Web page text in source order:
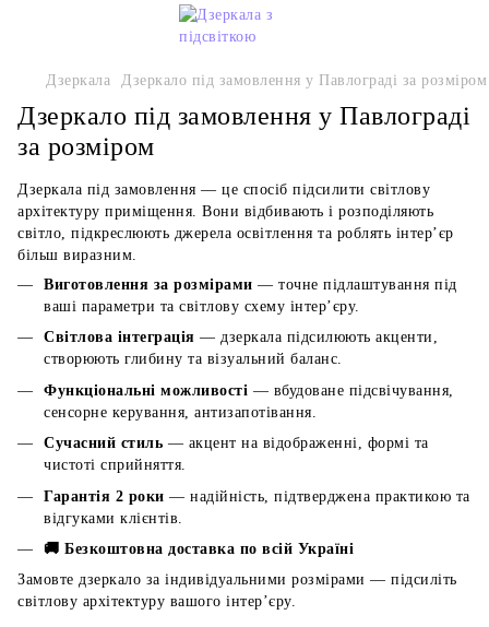
Дзеркала Дзеркало під замовлення у Павлограді за розміром
Дзеркало під замовлення у Павлограді
за розміром
Дзеркала під замовлення — це спосіб підсилити світлову
архітектуру приміщення. Вони відбивають і розподіляють
світло, підкреслюють джерела освітлення та роблять інтер’єр
більш виразним.
Виготовлення за розмірами — точне підлаштування під
ваші параметри та світлову схему інтер’єру.
Світлова інтеграція — дзеркала підсилюють акценти,
створюють глибину та візуальний баланс.
Функціональні можливості — вбудоване підсвічування,
сенсорне керування, антизапотівання.
Сучасний стиль — акцент на відображенні, формі та
чистоті сприйняття.
Гарантія 2 роки — надійність, підтверджена практикою та
відгуками клієнтів.
🚚 Безкоштовна доставка по всій Україні
Замовте дзеркало за індивідуальними розмірами — підсиліть
світлову архітектуру вашого інтер’єру.